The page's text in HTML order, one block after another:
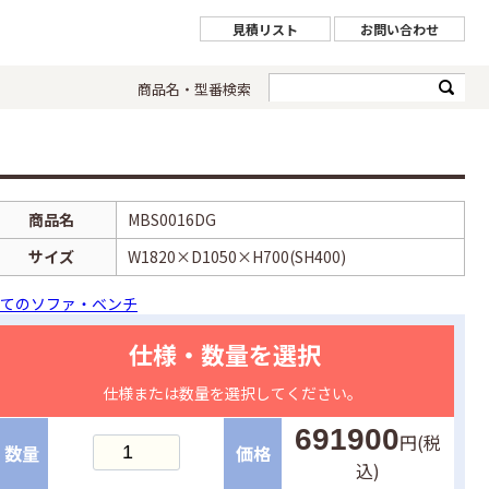
見積リスト お問い合わせ
商品名・型番検索
商品名
MBS0016DG
サイズ
W1820×D1050×H700(SH400)
のソファ・ベンチ
仕様・数量を選択
仕様または数量を選択してください。
数量 価格 691900円(税
込)